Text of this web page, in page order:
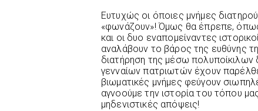
Ευτυχώς οι όποιες μνήμες
«φωνάζουν»! Όμως θα έπρεπε,
και οι δυο εναπομείναντες
αναλάβουν το βάρος της ευθύνης
διατήρηση της μέσω
γενναίων πατριωτών έχουν
βιωματικές μνήμες φεύγουν
αγνοούμε την ιστορία του τόπου
μηδενιστικές απόψεις!